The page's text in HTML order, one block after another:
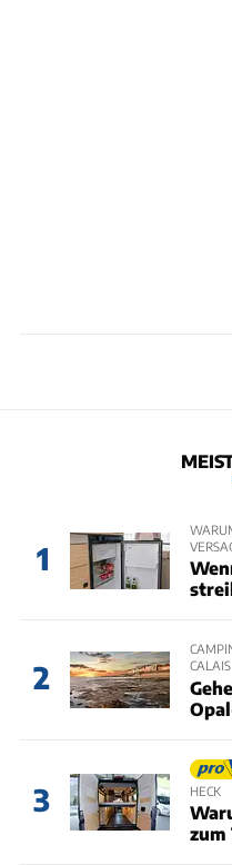
1
2
CALAIS
3
HECK
zum